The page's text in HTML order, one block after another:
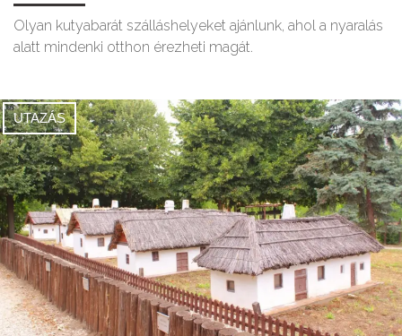
Olyan kutyabarát szálláshelyeket ajánlunk, ahol a nyaralás
alatt mindenki otthon érezheti magát.
UTAZÁS